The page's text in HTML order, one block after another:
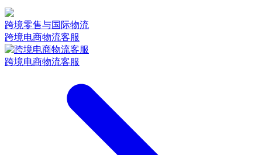
跨境零售与国际物流
跨境电商物流客服
跨境电商物流客服